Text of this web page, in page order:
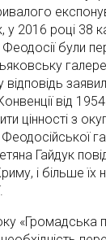
у 2016 році 38
були
відповідь
від
цінності з
Гайдук
і більше їх
«Громадська